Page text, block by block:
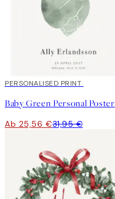
20%*
PERSONALISED PRINT
Baby Green Personal Poster
Ab 25,56 €31,95 €